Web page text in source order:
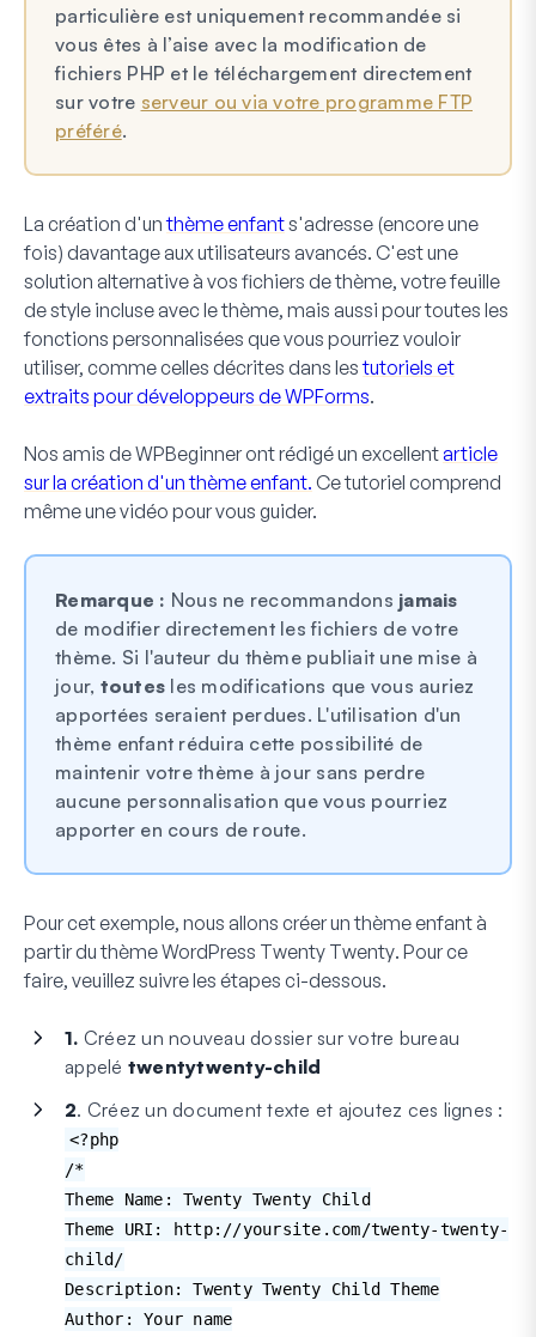
particulière est uniquement recommandée si
vous êtes à l’aise avec la modification de
fichiers PHP et le téléchargement directement
sur votre serveur ou via votre programme FTP
préféré.
La création d'unthème enfants'adresse (encore une
fois) davantage aux utilisateurs avancés. C'est une
solution alternative à vos fichiers de thème, votre feuille
de style incluse avec le thème, mais aussi pour toutes les
fonctions personnalisées que vous pourriez vouloir
utiliser, comme celles décrites dans lestutoriels et
extraits pour développeurs de WPForms.
Nos amis de WPBeginner ont rédigé un excellentarticle
sur la création d'un thème enfant. Ce tutoriel comprend
même une vidéo pour vous guider.
Remarque : Nous ne recommandons jamais
de modifier directement les fichiers de votre
thème. Si l'auteur du thème publiait une mise à
jour, toutes les modifications que vous auriez
apportées seraient perdues. L'utilisation d'un
thème enfant réduira cette possibilité de
maintenir votre thème à jour sans perdre
aucune personnalisation que vous pourriez
apporter en cours de route.
Pour cet exemple, nous allons créer un thème enfant à
partir du thème WordPress Twenty Twenty. Pour ce
faire, veuillez suivre les étapes ci-dessous.
1. Créez un nouveau dossier sur votre bureau
appelé twentytwenty-child
2. Créez un document texte et ajoutez ces lignes :
<?php
/*
Theme Name: Twenty Twenty Child
Theme URI: http://yoursite.com/twenty-twenty-
child/
Description: Twenty Twenty Child Theme
Author: Your name